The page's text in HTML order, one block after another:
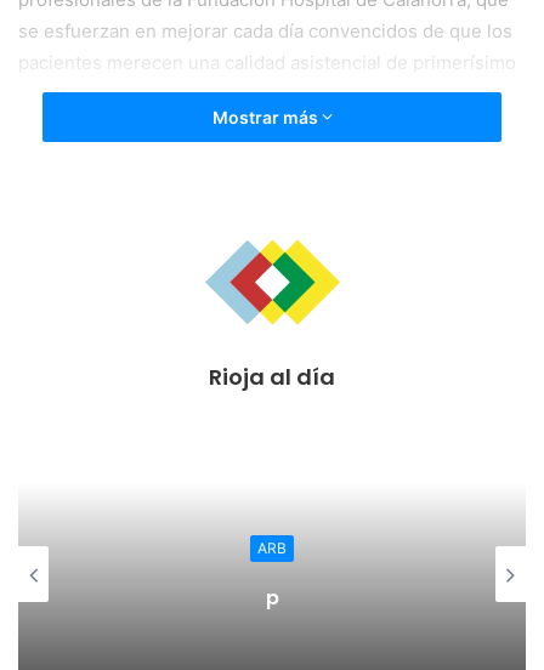
se esfuerzan en mejorar cada día convencidos de que los
pacientes merecen una calidad asistencial de primerísimo
nivel”.
otorgaron a este centro sanitario la mejor valoración de su
seguir trabajando para que la Fundación Hospital de
En concreto, el Instituto para el Desarrollo e Integración de
la Sanidad (IDIS), encargado de este sistema de
Mostrar más
Rioja al día
ARB
p